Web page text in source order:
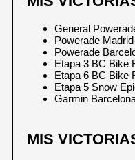
General
Powerade
Powerade
Etapa 3 BC Bike
Etapa 6 BC Bike
Etapa 5 Snow
Garmin
MIS